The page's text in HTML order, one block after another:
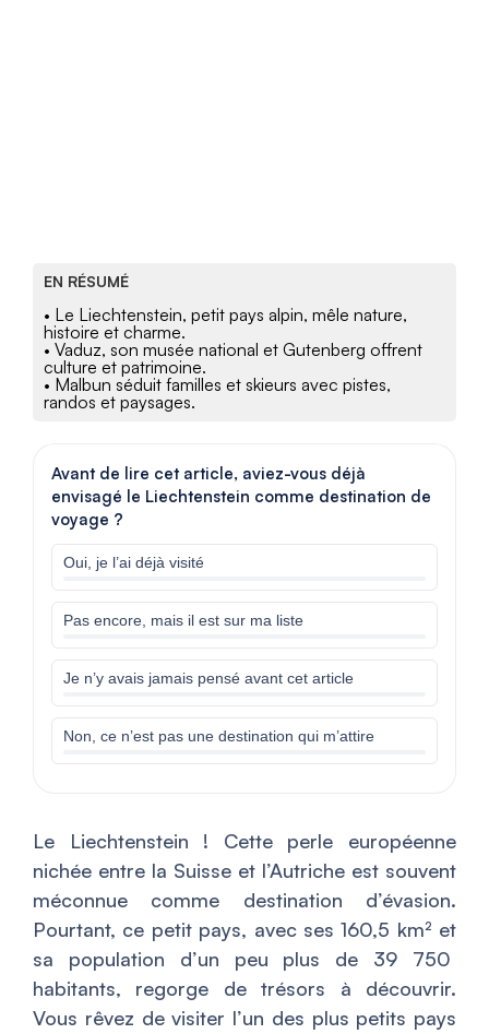
EN RÉSUMÉ
• Le Liechtenstein, petit pays alpin, mêle nature,
histoire et charme.
• Vaduz, son musée national et Gutenberg offrent
culture et patrimoine.
• Malbun séduit familles et skieurs avec pistes,
randos et paysages.
Avant de lire cet article, aviez-vous déjà
envisagé le Liechtenstein comme destination de
voyage ?
Oui, je l’ai déjà visité
Pas encore, mais il est sur ma liste
Je n’y avais jamais pensé avant cet article
Non, ce n’est pas une destination qui m’attire
Le Liechtenstein ! Cette perle européenne
nichée entre la Suisse et l’Autriche est souvent
méconnue comme destination d’évasion.
Pourtant, ce petit pays, avec ses 160,5 km² et
sa population d’un peu plus de 39 750
habitants, regorge de trésors à découvrir.
Vous rêvez de visiter l’un des plus petits pays